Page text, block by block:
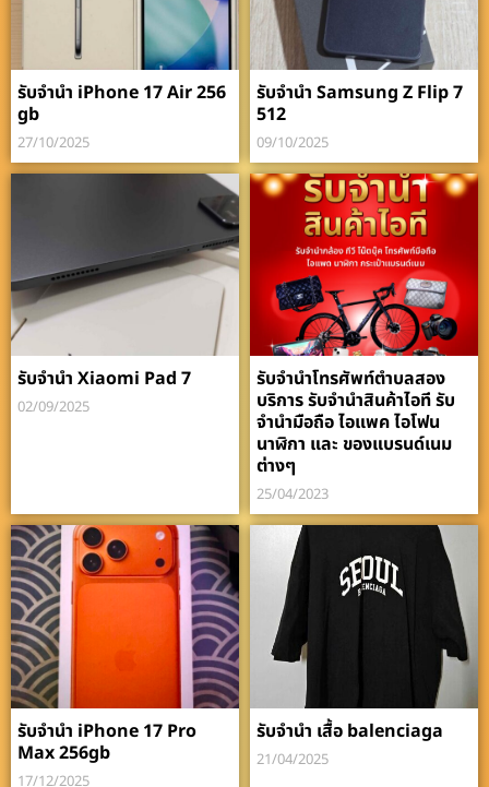
รับจำนำ iPhone 17 Air 256
gb
27/10/2025
รับจำนำ Samsung Z Flip 7
512
09/10/2025
รับจำนำ Xiaomi Pad 7
02/09/2025
รับจำนำโทรศัพท์ตำบลสอง
บริการ รับจำนำสินค้าไอที รับ
จำนำมือถือ ไอแพค ไอโฟน
นาฬิกา และ ของแบรนด์เนม
ต่างๆ
25/04/2023
รับจำนำ iPhone 17 Pro
Max 256gb
17/12/2025
รับจำนำ เสื้อ balenciaga
21/04/2025